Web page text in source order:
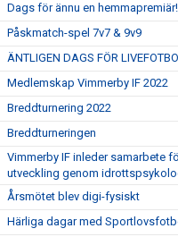
Dags för ännu en hemmapremiär!
Påskmatch-spel 7v7 & 9v9
ÄNTLIGEN DAGS FÖR
Medlemskap Vimmerby IF 2022
Breddturnering 2022
Breddturneringen
Vimmerby IF inleder samarbete
utveckling genom
Årsmötet blev digi-fysiskt
Härliga dagar med